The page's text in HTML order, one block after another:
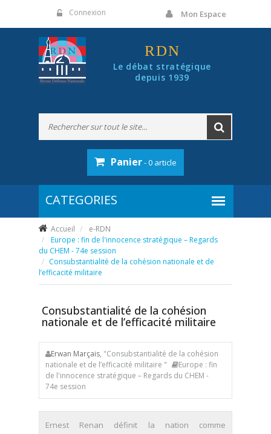
Connexion Mon Espace
RDN
Le débat stratégique
depuis 1939
Panier- 0 article
Accueil
e-RDN
Europe : fin de l'innocence stratégique – Regards
du CHEM - 74e session
Consubstantialité de la cohésion nationale et de
l’efficacité militaire
Consubstantialité de la cohésion
nationale et de l’efficacité militaire
Erwan Marçais, "Consubstantialité de la cohésion
nationale et de l’efficacité militaire "
Europe : fin
de l'innocence stratégique – Regards du CHEM -
74e session
Ernest Renan définit la nation comme